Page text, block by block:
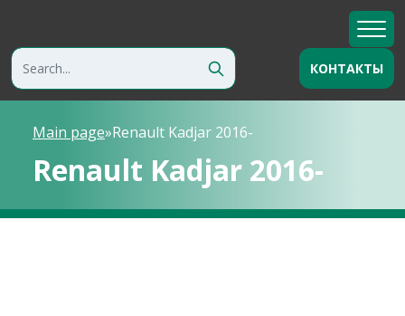
КОНТАКТЫ
Main page»Renault Kadjar 2016-
Renault Kadjar 2016-